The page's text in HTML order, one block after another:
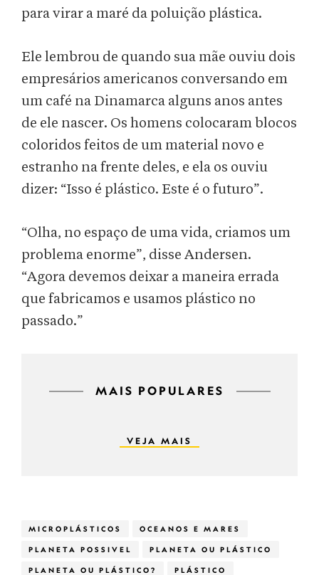
para virar a maré da poluição plástica.
Ele lembrou de quando sua mãe ouviu dois
empresários americanos conversando em
um café na Dinamarca alguns anos antes
de ele nascer. Os homens colocaram blocos
coloridos feitos de um material novo e
estranho na frente deles, e ela os ouviu
dizer: “Isso é plástico. Este é o futuro”.
“Olha, no espaço de uma vida, criamos um
problema enorme”, disse Andersen.
“Agora devemos deixar a maneira errada
que fabricamos e usamos plástico no
passado.”
MAIS POPULARES
VEJA MAIS
MICROPLÁSTICOS OCEANOS E MARES
PLANETA POSSIVEL PLANETA OU PLÁSTICO
PLANETA OU PLÁSTICO? PLÁSTICO